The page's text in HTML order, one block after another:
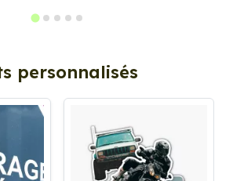
personnalisés